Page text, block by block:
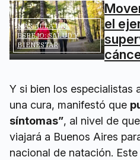
MÁS ALLÁ DEL
ESPEJO: SALUD Y
BIENESTAR
el
Y si bien los especialistas
una cura, manifestó que
síntomas”, al nivel de
viajará a Buenos Aires
nacional de natación.